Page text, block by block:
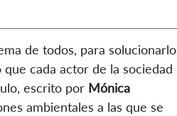
de todos, para solucionarlo
cada actor de la sociedad
escrito por Mónica
ambientales a las que se